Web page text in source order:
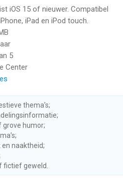
laatst vergeleken op 7 Aug om
iOS 15 of nieuwer. Compatibel
iPad en iPod touch.
5
Center
thema’s;
humor;
naaktheid;
geweld.